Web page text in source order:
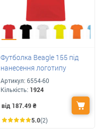
Футболка Beagle 155 під
нанесення логотипу
Артикул: 6554-60
Кількість: 1924
від 187.49₴
5.0(2)